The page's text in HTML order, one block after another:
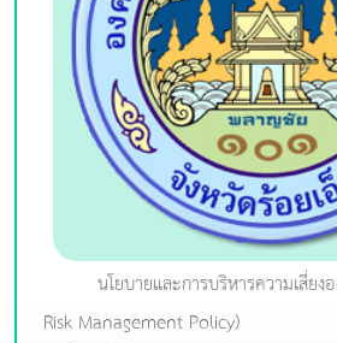
นโยบายและการบริหารความเสี่ย
Risk Management Policy)